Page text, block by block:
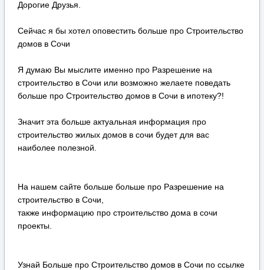
Дорогие Друзья.
Сейчас я бы хотел оповестить больше про Строительство
домов в Сочи
Я думаю Вы мыслите именно про Разрешение на
строительство в Сочи или возможно желаете поведать
больше про Строительство домов в Сочи в ипотеку?!
Значит эта больше актуальная информация про
строительство жилых домов в сочи будет для вас
наиболее полезной.
На нашем сайте больше больше про Разрешение на
строительство в Сочи,
также информацию про строительство дома в сочи
проекты.
Узнай Больше про Строительство домов в Сочи по ссылке